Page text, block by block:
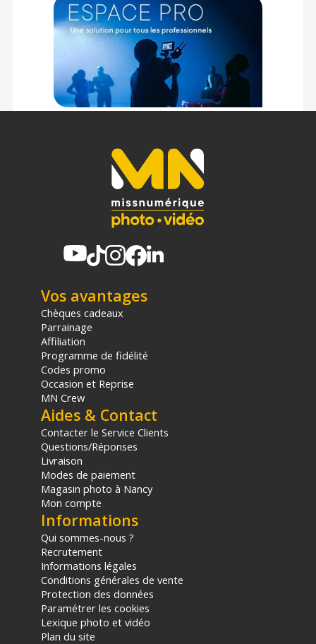
Vos avantages
Chèques cadeaux
Parrainage
Affiliation
Programme de fidélité
Codes promo
Occasion et Reprise
MN Crew
Aides & Contact
Contacter le Service Clients
Questions/Réponses
Livraison
Modes de paiement
Magasin photo à Nancy
Mon compte
Informations
Qui sommes-nous ?
Recrutement
Informations légales
Conditions générales de vente
Protection des données
Paramétrer les cookies
Lexique photo et vidéo
Plan du site